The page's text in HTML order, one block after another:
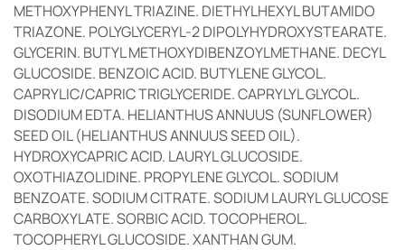
METHOXYPHENYL TRIAZINE. DIETHYLHEXYL BUTAMIDO
TRIAZONE. POLYGLYCERYL-2 DIPOLYHYDROXYSTEARATE.
GLYCERIN. BUTYL METHOXYDIBENZOYLMETHANE. DECYL
GLUCOSIDE. BENZOIC ACID. BUTYLENE GLYCOL.
CAPRYLIC/CAPRIC TRIGLYCERIDE. CAPRYLYL GLYCOL.
DISODIUM EDTA. HELIANTHUS ANNUUS (SUNFLOWER)
SEED OIL (HELIANTHUS ANNUUS SEED OIL).
HYDROXYCAPRIC ACID. LAURYL GLUCOSIDE.
OXOTHIAZOLIDINE. PROPYLENE GLYCOL. SODIUM
BENZOATE. SODIUM CITRATE. SODIUM LAURYL GLUCOSE
CARBOXYLATE. SORBIC ACID. TOCOPHEROL.
TOCOPHERYL GLUCOSIDE. XANTHAN GUM.